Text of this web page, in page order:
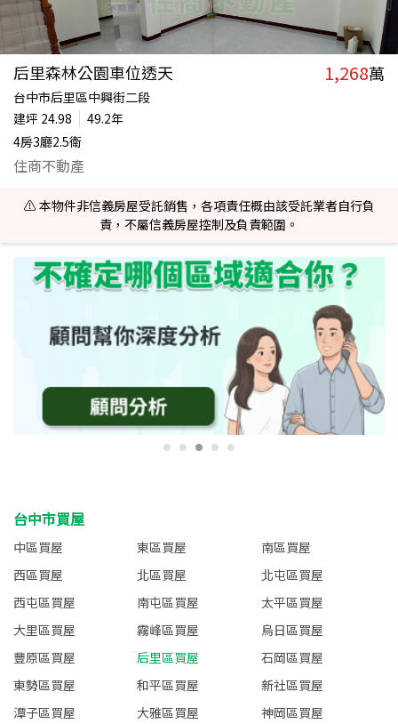
后里森林公園車位透天 1,268萬
台中市后里區中興街二段
建坪 24.98
49.2年
4房3廳2.5衛
住商不動產
⚠️ 本物件非信義房屋受託銷售，各項責任概由該受託業者自行負
責，不屬信義房屋控制及負責範圍。
台中市買屋
中區買屋 東區買屋
南區買屋
西區買屋
北區買屋
北屯區買屋
西屯區買屋
南屯區買屋
太平區買屋
大里區買屋
霧峰區買屋
烏日區買屋
豐原區買屋
后里區買屋
石岡區買屋
東勢區買屋
和平區買屋
新社區買屋
潭子區買屋
大雅區買屋
神岡區買屋